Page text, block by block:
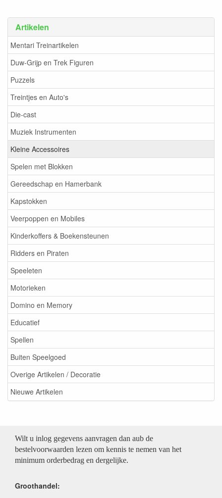
Artikelen
Mentari Treinartikelen
Duw-Grijp en Trek Figuren
Puzzels
Treintjes en Auto's
Die-cast
Muziek Instrumenten
Kleine Accessoires
Spelen met Blokken
Gereedschap en Hamerbank
Kapstokken
Veerpoppen en Mobiles
Kinderkoffers & Boekensteunen
Ridders en Piraten
Speeleten
Motorieken
Domino en Memory
Educatief
Spellen
Buiten Speelgoed
Overige Artikelen / Decoratie
Nieuwe Artikelen
Wilt u inlog gegevens aanvragen dan aub de
bestelvoorwaarden lezen om kennis te nemen van het
minimum orderbedrag en dergelijke.
Groothandel: